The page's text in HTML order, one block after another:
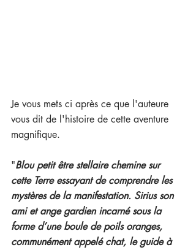
Je vous mets ci après ce que l'auteure
vous dit de l'histoire de cette aventure
magnifique.
"Blou petit être stellaire chemine sur
cette Terre essayant de comprendre les
mystères de la manifestation. Sirius son
ami et ange gardien incarné sous la
forme d’une boule de poils oranges,
communément appelé chat, le guide à